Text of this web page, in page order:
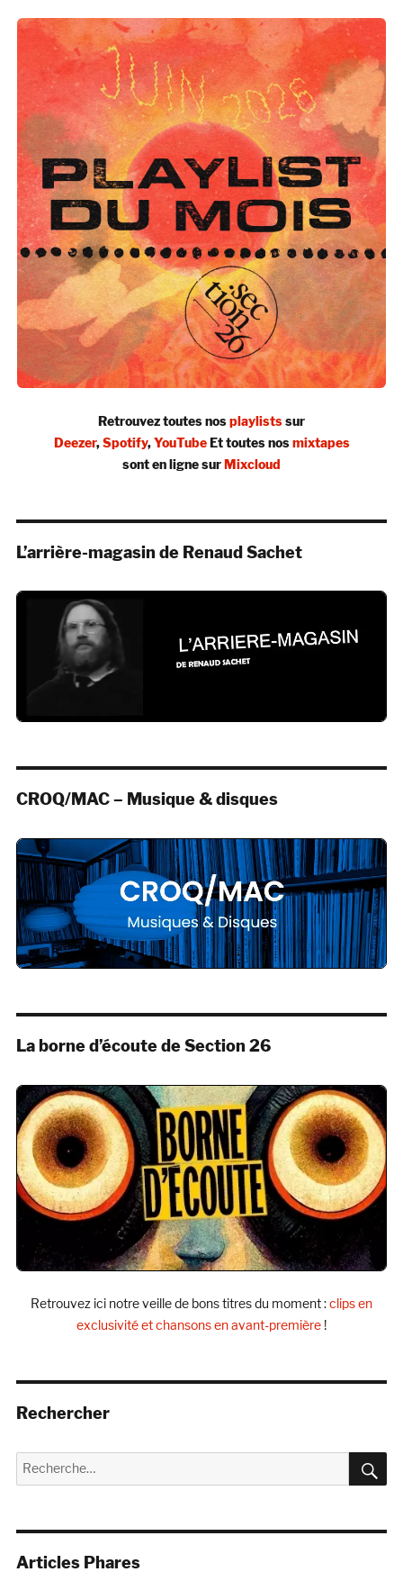
Retrouvez toutes nosplaylistssur
Deezer,Spotify,YouTubeEt toutes nosmixtapes
sont en ligne surMixcloud
L’arrière-magasin de Renaud Sachet
CROQ/MAC – Musique & disques
La borne d’écoute de Section 26
Retrouvez ici notre veille de bons titres du moment :clips en
exclusivité et chansons en avant-première !
Rechercher
Recherche
pour :
Articles Phares